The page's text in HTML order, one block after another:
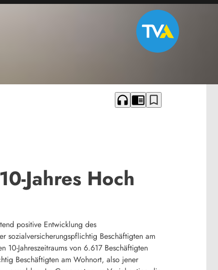
headphones chrome_reader_mode bookmark_border
Jahres Hoch
positive Entwicklung des
sozialversicherungspflichtig Beschäftigten am
Jahreszeitraums von 6.617 Beschäftigten
Beschäftigten am Wohnort, also jener